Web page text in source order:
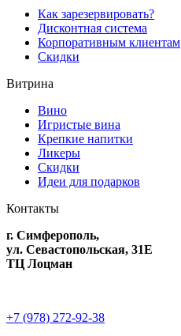
Как зарезервировать?
Дисконтная система
Корпоративным клиентам
Скидки
Витрина
Вино
Игристые вина
Крепкие напитки
Ликеры
Скидки
Идеи для подарков
Контакты
г. Симферополь,
ул. Севастопольская, 31Е
ТЦ Лоцман
+7 (978) 272-92-38